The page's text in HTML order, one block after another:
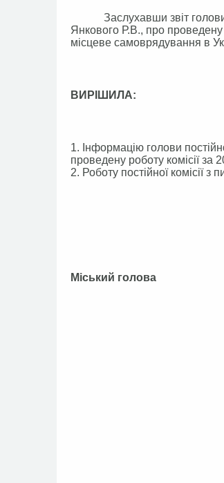
Заслухавши звіт голови
Янкового Р.В., про проведену
місцеве самоврядування в
ВИРІШИЛА:
1. Інформацію голови
проведену роботу комісії за
2. Роботу постійної комісії
Міський